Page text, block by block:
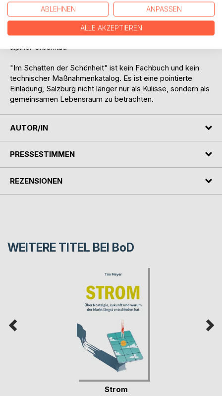
entwickelt es Perspektiven für eine andere Raumordnung:
Bestand vor Neubau, kompaktere Siedlungen, stärkere
Ortskerne, regionale Zusammenarbeit,
gemeinwohlorientierte Bodenpolitik und eine neue Form
alpiner Urbanität.
"Im Schatten der Schönheit" ist kein Fachbuch und kein
technischer Maßnahmenkatalog. Es ist eine pointierte
Einladung, Salzburg nicht länger nur als Kulisse, sondern als
gemeinsamen Lebensraum zu betrachten.
AUTOR/IN
PRESSESTIMMEN
REZENSIONEN
WEITERE TITEL BEI BoD
Strom
ABLEHNEN ANPASSEN
ALLE AKZEPTIEREN